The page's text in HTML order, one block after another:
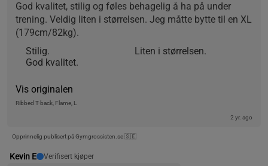
God kvalitet, stilig og føles behagelig å ha på under
trening. Veldig liten i størrelsen. Jeg måtte bytte til en XL
(179cm/82kg).
Stilig.
God kvalitet.
Liten i størrelsen.
Vis originalen
Ribbed T-back, Flame, L
2 yr. ago
Opprinnelig publisert på Gymgrossisten.se 🇸🇪
Kevin E Verifisert kjøper